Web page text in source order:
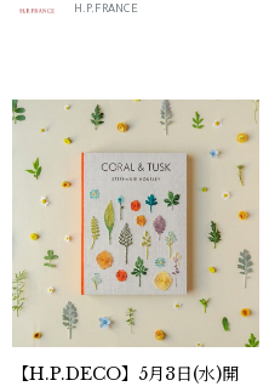
H.P.FRANCE
【H.P.DECO】5月3日(水)開